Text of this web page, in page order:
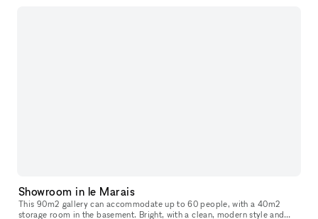
Showroom in le Marais
This 90m2 gallery can accommodate up to 60 people, with a 40m2
storage room in the basement. Bright, with a clean, modern style and